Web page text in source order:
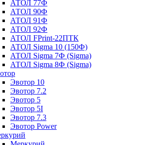
АТОЛ 77Ф
АТОЛ 90Ф
АТОЛ 91Ф
АТОЛ 92Ф
АТОЛ FPrint-22ПТК
АТОЛ Sigma 10 (150Ф)
АТОЛ Sigma 7Ф (Sigma)
АТОЛ Sigma 8Ф (Sigma)
Эвотор 10
Эвотор 7.2
Эвотор 5
Эвотор 5I
Эвотор 7.3
Эвотор Power